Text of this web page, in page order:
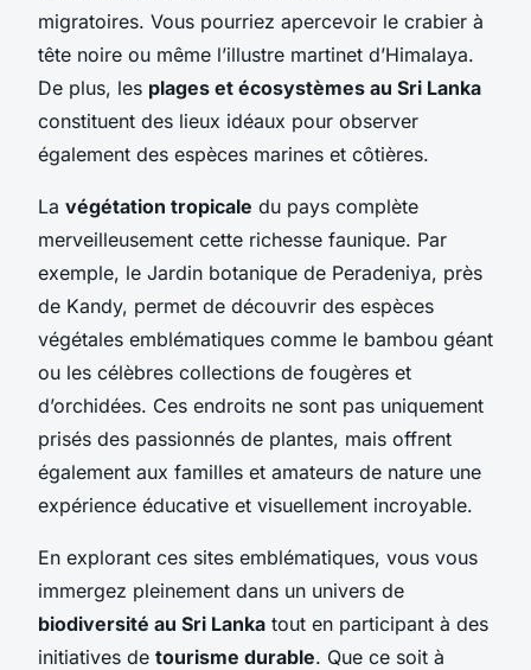
migratoires. Vous pourriez apercevoir le crabier à
tête noire ou même l’illustre martinet d’Himalaya.
De plus, les plages et écosystèmes au Sri Lanka
constituent des lieux idéaux pour observer
également des espèces marines et côtières.
La végétation tropicale du pays complète
merveilleusement cette richesse faunique. Par
exemple, le Jardin botanique de Peradeniya, près
de Kandy, permet de découvrir des espèces
végétales emblématiques comme le bambou géant
ou les célèbres collections de fougères et
d’orchidées. Ces endroits ne sont pas uniquement
prisés des passionnés de plantes, mais offrent
également aux familles et amateurs de nature une
expérience éducative et visuellement incroyable.
En explorant ces sites emblématiques, vous vous
immergez pleinement dans un univers de
biodiversité au Sri Lanka tout en participant à des
initiatives de tourisme durable. Que ce soit à